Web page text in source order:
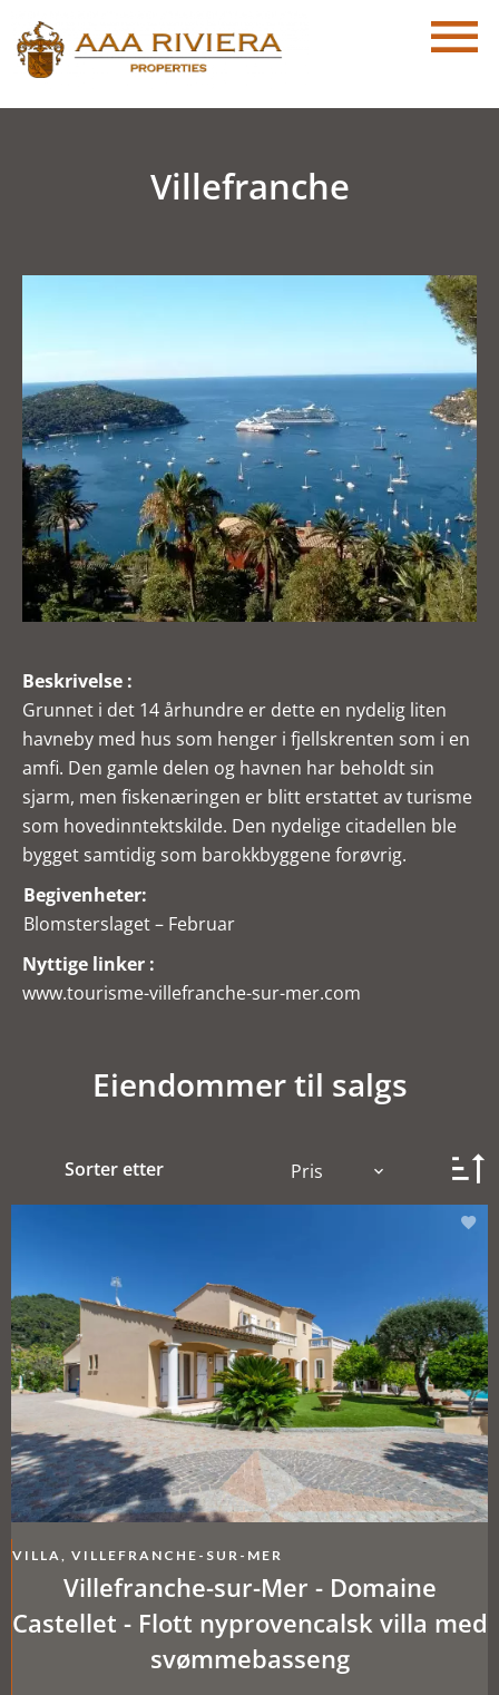
Villefranche
Beskrivelse :
Grunnet i det 14 århundre er dette en nydelig liten
havneby med hus som henger i fjellskrenten som i en
amfi. Den gamle delen og havnen har beholdt sin
sjarm, men fiskenæringen er blitt erstattet av turisme
som hovedinntektskilde. Den nydelige citadellen ble
bygget samtidig som barokkbyggene forøvrig.
Begivenheter:
Blomsterslaget – Februar
Nyttige linker :
www.tourisme-villefranche-sur-mer.com
Eiendommer til salgs
Sorter etter Pris
VILLA, VILLEFRANCHE-SUR-MER
Villefranche-sur-Mer - Domaine
Castellet - Flott nyprovencalsk villa med
svømmebasseng